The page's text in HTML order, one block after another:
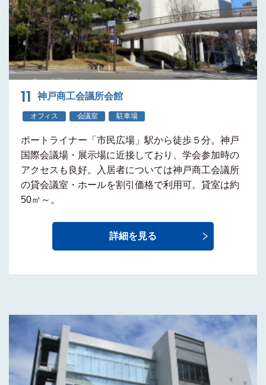
11 神戸商工会議所会館
オフィス 会議室 駐車場
ポートライナー 「市民広場」駅から徒歩５分。神戸
国際会議場・展示場に近接しており、学会参加時の
アクセスも良好。入居者については神戸商工会議所
の貸会議室・ホールを割引価格で利用可。貸室は約
50㎡～。
詳細を見る